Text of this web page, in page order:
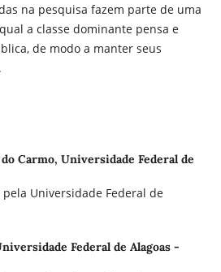
na pesquisa fazem parte de uma
a classe dominante pensa e
de modo a manter seus
Carmo, Universidade Federal de
Universidade Federal de
Federal de Alagoas -